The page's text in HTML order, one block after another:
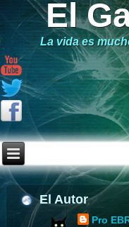
El
La vida es
El Autor
Pro